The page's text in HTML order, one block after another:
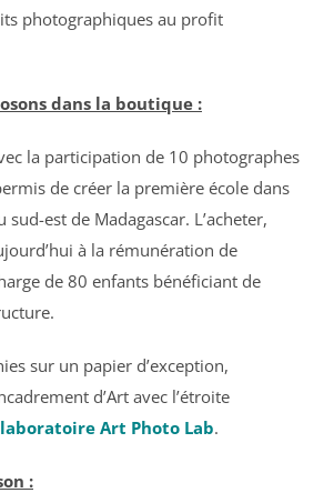
photographiques au profit
dans la boutique :
la participation de 10 photographes
de créer la première école dans
est de Madagascar. L’acheter,
à la rémunération de
de 80 enfants bénéficiant de
sur un papier d’exception,
d’Art avec l’étroite
laboratoire Art Photo Lab.
: